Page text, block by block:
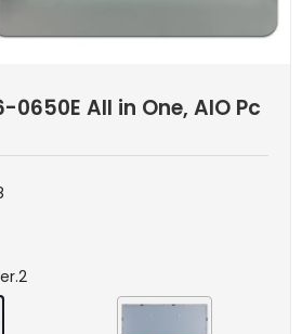
0650E All in One, AIO Pc